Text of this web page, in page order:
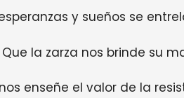
y sueños se
Que la zarza nos brinde su
enseñe el valor de la